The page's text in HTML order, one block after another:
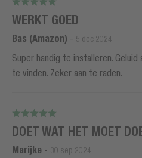
WERKT GOED
Bas (Amazon) - 5 dec 2024
Super handig te installeren.
te vinden. Zeker aan te raden.
DOET WAT HET MOET
Marijke - 30 sep 2024